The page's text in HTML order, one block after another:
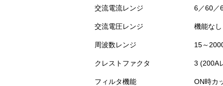
交流電流レンジ 6／60／
交流電圧レンジ 機能なし
周波数レンジ 15～
クレストファクタ 3 (200A
フィルタ機能 ON時カ